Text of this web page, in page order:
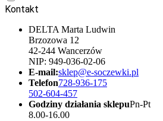
Kontakt
DELTA Marta Ludwin
Brzozowa 12
42-244 Wancerzów
NIP: 949-036-02-06
E-mail:sklep@e-soczewki.pl
Telefon728-936-175
502-604-457
Godziny działania sklepuPn-Pt
8.00-16.00